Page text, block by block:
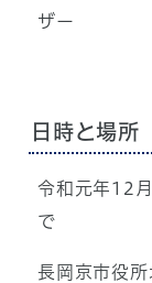
ザー
日時と場所
令和元年12
で
長岡京市役